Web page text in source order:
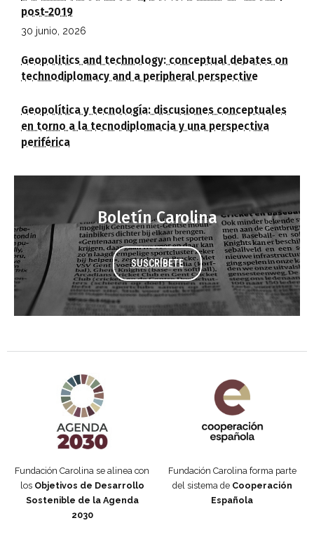
post-2019
30 junio, 2026
Geopolitics and technology: conceptual debates on
technodiplomacy and a peripheral perspective
Geopolítica y tecnología: discusiones conceptuales
en torno a la tecnodiplomacia y una perspectiva
periférica
Boletín Carolina
SUSCRÍBETE
Fundación Carolina se alinea con
los Objetivos de Desarrollo
Sostenible de la Agenda
2030
Fundación Carolina forma parte
del sistema de Cooperación
Española